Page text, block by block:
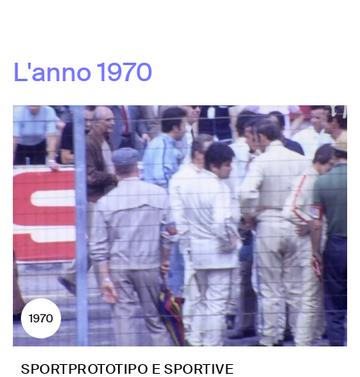
L'anno1970
1970
SPORTPROTOTIPO E SPORTIVE